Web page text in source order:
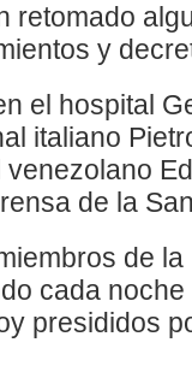
retomado
y
el hospital
italiano
de la
de
cada
presididos